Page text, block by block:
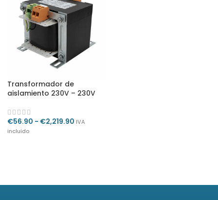
Transformador de
aislamiento 230V – 230V
€56.90 - €2,219.90 IVA
incluido